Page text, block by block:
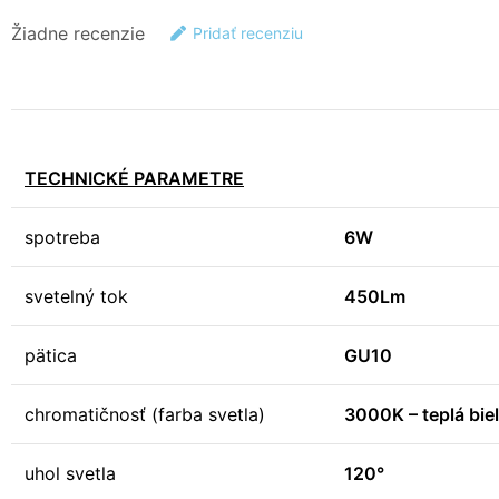
Žiadne recenzie Pridať recenziu
TECHNICKÉ PARAMETRE
spotreba 6W
svetelný tok 450Lm
pätica GU10
chromatičnosť (farba svetla) 3000K – teplá
uhol svetla 120°